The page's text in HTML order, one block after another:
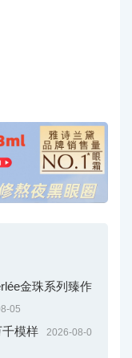
金珠系列臻作
05
模样 2026-08-0